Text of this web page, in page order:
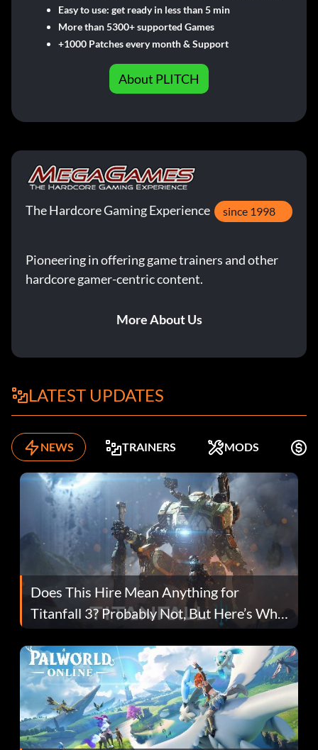
Easy to use: get ready in less than 5 min
More than 5300+ supported Games
+1000 Patches every month & Support
About PLITCH
The Hardcore Gaming Experience since 1998
Pioneering in offering game trainers and other
hardcore gamer-centric content.
More About Us
LATEST UPDATES
NEWS TRAINERS MODS
Does This Hire Mean Anything for
Titanfall 3? Probably Not, But Here’s Why
Fans Are Hopeful